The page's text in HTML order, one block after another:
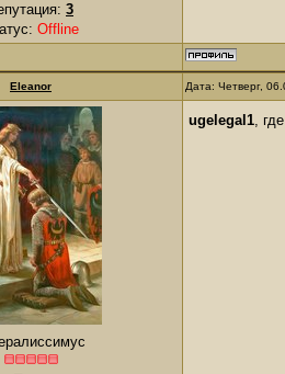
3
Offline
Eleanor Дата: Четверг,
ugelegal1 ,